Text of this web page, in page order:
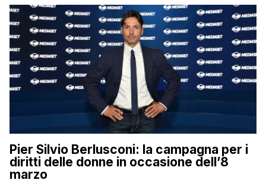
Pier Silvio Berlusconi: la campagna per i
diritti delle donne in occasione dell’8
marzo